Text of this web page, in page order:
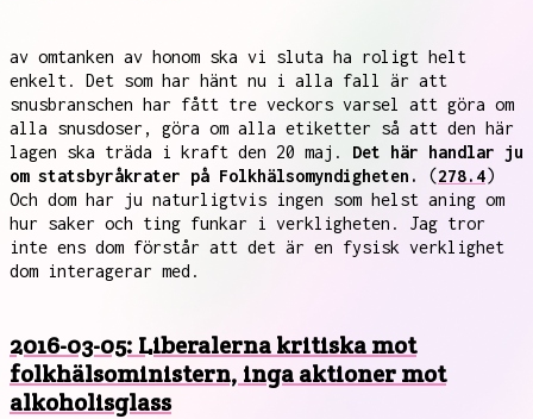
av omtanken av honom ska vi sluta ha roligt helt
enkelt. Det som har hänt nu i alla fall är att
snusbranschen har fått tre veckors varsel att göra om
alla snusdoser, göra om alla etiketter så att den här
lagen ska träda i kraft den 20 maj. Det här handlar ju
om statsbyråkrater på Folkhälsomyndigheten.
(278.4)
Och dom har ju naturligtvis ingen som helst aning om
hur saker och ting funkar i verkligheten. Jag tror
inte ens dom förstår att det är en fysisk verklighet
dom interagerar med.
2016-03-05: Liberalerna kritiska mot
folkhälsoministern, inga aktioner mot
alkoholisglass